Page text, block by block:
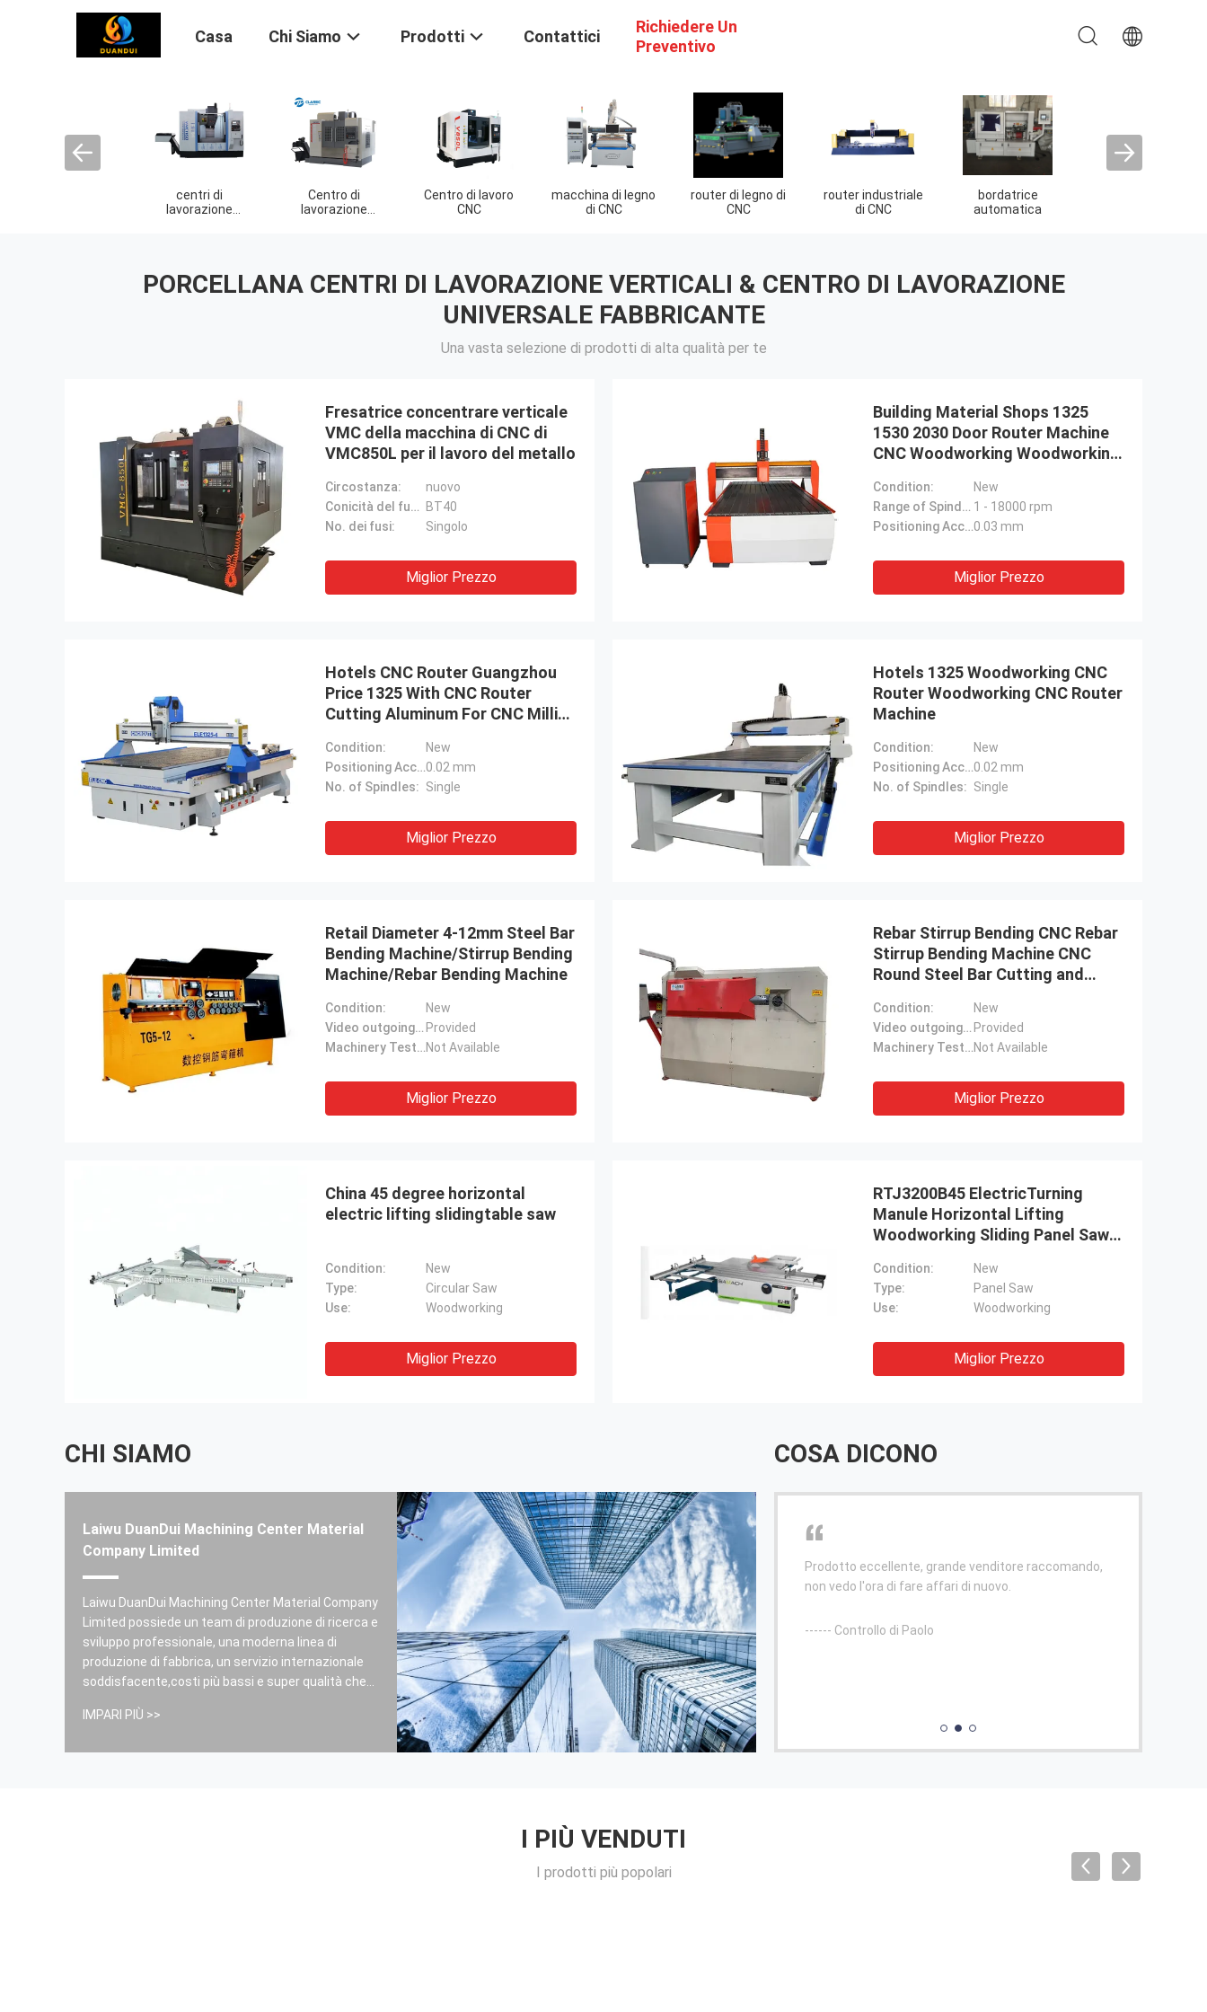
Casa Chi Siamo Prodotti Contattici
Richiedere Un
Preventivo
Centro di lavoro
CNC
macchina di legno
di CNC
router di legno di
CNC
router industriale
di CNC
bordatrice
automatica
Macchina
piegatubi della
Seghe a pannello
scorrevole
PORCELLANA CENTRI DI LAVORAZIONE VERTICALI & CENTRO DI LAVORAZIONE
UNIVERSALE FABBRICANTE
Una vasta selezione di prodotti di alta qualità per te
Fresatrice concentrare verticale
VMC della macchina di CNC di
VMC850L per il lavoro del metallo
Circostanza:
nuovo
Conicità del fuso:
BT40
No. dei fusi:
Singolo
Miglior Prezzo
Building Material Shops 1325
1530 2030 Door Router Machine
CNC Woodworking Woodworking
Condition:
New
Range of Spindle Speed(r.p.m): 1 - 18000 rpm
Positioning Accuracy (mm):0.03 mm
Miglior Prezzo
Hotels CNC Router Guangzhou
Price 1325 With CNC Router
Cutting Aluminum For CNC Milling
Condition:
New
Positioning Accuracy (mm):0.02 mm
No. of Spindles: Single
Miglior Prezzo
Hotels 1325 Woodworking CNC
Router Woodworking CNC Router
Machine
Condition:
New
Positioning Accuracy (mm):0.02 mm
No. of Spindles: Single
Miglior Prezzo
Retail Diameter 4-12mm Steel Bar
Bending Machine/Stirrup Bending
Machine/Rebar Bending Machine
Condition:
New
Video outgoing-inspection: Provided
Machinery Test Report:Not Available
Miglior Prezzo
Rebar Stirrup Bending CNC Rebar
Stirrup Bending Machine CNC
Round Steel Bar Cutting and
Condition:
New
Video outgoing-inspection: Provided
Machinery Test Report:Not Available
Miglior Prezzo
China 45 degree horizontal
electric lifting slidingtable saw
Condition:
New
Type:
Circular Saw
Use:
Woodworking
Miglior Prezzo
RTJ3200B45 ElectricTurning
Manule Horizontal Lifting
Woodworking Sliding Panel Saw
Panels
Condition:
New
Type:
Panel Saw
Use:
Woodworking
Miglior Prezzo
CHI SIAMO
Laiwu DuanDui Machining Center Material
Company Limited
Laiwu DuanDui Machining Center Material Company
Limited possiede un team di produzione di ricerca e
sviluppo professionale, una moderna linea di
produzione di fabbrica, un servizio internazionale
soddisfacente,costi più bassi e super qualità che
concorrenza sul mercatoSperiamo di stabilire
IMPARI PIÙ >>
COSA DICONO
Chionghai Center Kindergarten
Ringraziamenti per la buona qualità per uso di molto
------ Nazim-Ucraina
Prodotto eccellente, grande venditore raccomando,
non vedo l'ora di fare affari di nuovo.
------ Controllo di Paolo
Il design e'
I PIÙ VENDUTI
I prodotti più popolari